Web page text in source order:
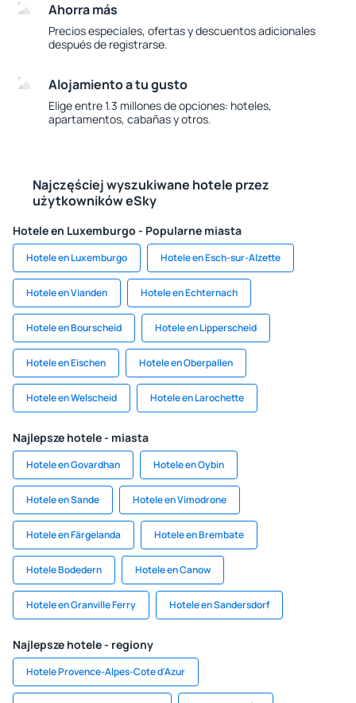
Ahorra más
Precios especiales, ofertas y descuentos adicionales
después de registrarse.
Alojamiento a tu gusto
Elige entre 1.3 millones de opciones: hoteles,
apartamentos, cabañas y otros.
Najczęściej wyszukiwane hotele przez
użytkowników eSky
Hotele en Luxemburgo - Popularne miasta
Hotele en Luxemburgo Hotele en Esch-sur-Alzette
Hotele en Vianden Hotele en Echternach
Hotele en Bourscheid Hotele en Lipperscheid
Hotele en Eischen Hotele en Oberpallen
Hotele en Welscheid Hotele en Larochette
Najlepsze hotele - miasta
Hotele en Govardhan Hotele en Oybin
Hotele en Sande Hotele en Vimodrone
Hotele en Färgelanda Hotele en Brembate
Hotele Bodedern Hotele en Canow
Hotele en Granville Ferry Hotele en Sandersdorf
Najlepsze hotele - regiony
Hotele Provence-Alpes-Cote d'Azur